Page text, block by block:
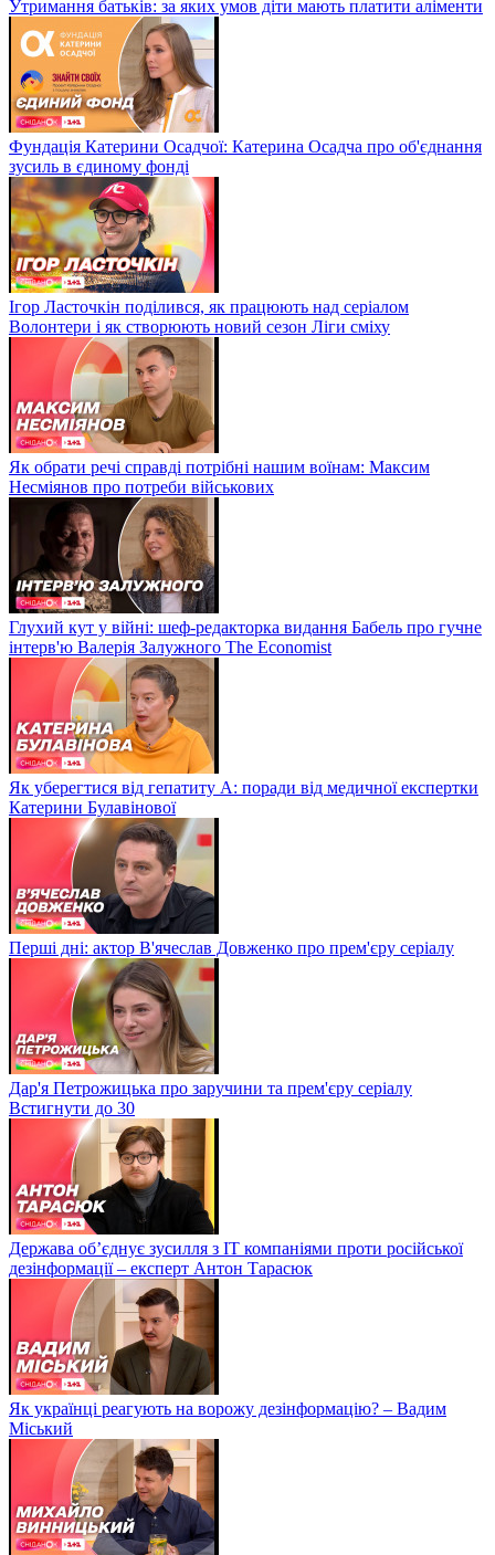
Утримання батьків: за яких умов діти мають платити аліменти
Фундація Катерини Осадчої: Катерина Осадча про об'єднання
зусиль в єдиному фонді
Ігор Ласточкін поділився, як працюють над серіалом
Волонтери і як створюють новий сезон Ліги сміху
Як обрати речі справді потрібні нашим воїнам: Максим
Несміянов про потреби військових
Глухий кут у війні: шеф-редакторка видання Бабель про гучне
інтерв'ю Валерія Залужного The Economist
Як уберегтися від гепатиту А: поради від медичної експертки
Катерини Булавінової
Перші дні: актор В'ячеслав Довженко про прем'єру серіалу
Дар'я Петрожицька про заручини та прем'єру серіалу
Встигнути до 30
Держава об’єднує зусилля з ІТ компаніями проти російської
дезінформації – експерт Антон Тарасюк
Як українці реагують на ворожу дезінформацію? – Вадим
Міський